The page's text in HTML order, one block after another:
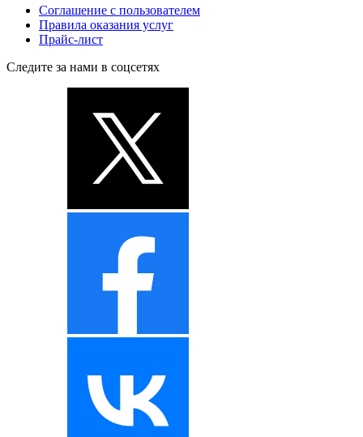
Соглашение с пользователем
Правила оказания услуг
Прайс-лист
Следите за нами в соцсетях